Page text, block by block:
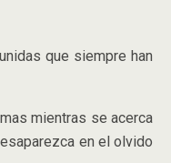
que siempre han
mientras se acerca
en el olvido